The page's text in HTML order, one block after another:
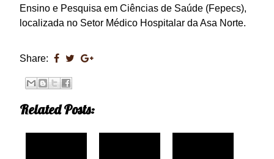
Ensino e Pesquisa em Ciências de Saúde (Fepecs),
localizada no Setor Médico Hospitalar da Asa Norte.
Share:
Related Posts: